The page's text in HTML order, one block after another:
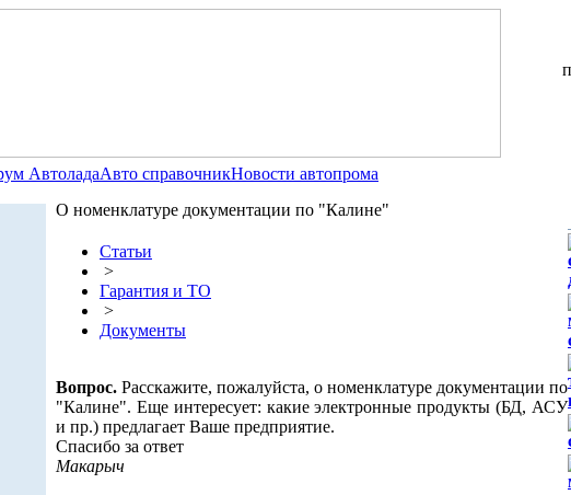
АвтоладаАвто справочникНовости автопрома
О номенклатуре документации по "Калине"
Статьи
>
Гарантия и ТО
>
Документы
Вопрос. Расскажите, пожалуйста, о номенклатуре документации по
"Калине". Еще интересует: какие электронные продукты (БД, АСУ
и пр.) предлагает Ваше предприятие.
Спасибо за ответ
Макарыч